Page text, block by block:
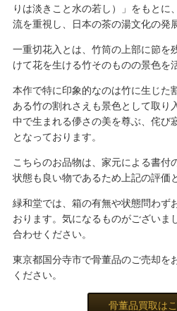
りは淡きこと水の若し）」をもとに
流を重視し、日本の茶の湯文化の発
一重切花入とは、竹筒の上部に節を
けて花を生ける竹そのものの景色を
本作で特に印象的なのは竹に生じた
ある竹の割れさえも景色として取り
中で生まれる儚さの美を尊ぶ、侘び
となっております。
こちらのお品物は、家元による書付
状態も良い物であるため上記の評価
緑和堂では、箱の有無や状態問わず
おります。気になるものがございま
合わせください。
東京都国分寺市で骨董品のご売却を
ください。
骨董品買取は